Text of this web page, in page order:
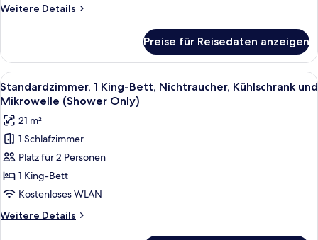
(Walk-
Shower)
anzeigen
Weitere Details
Weitere
1
Queen-
Bett,
barrierefrei,
(Walk-
in
Shower)
Preise für Reisedaten anzeigen
Alle
Fotos
für
Standardzimmer,
1 King-
Bett,
Nichtraucher,
Kühlschrank
und
Mikrowelle
Ein ordentlich bezogenes Bett mit
4
Standardzimmer, 1 King-Bett, Nichtraucher, Kühlschrank und
Mikrowelle (Shower Only)
21 m²
1 Schlafzimmer
Platz für 2 Personen
1 King-Bett
Kostenloses WLAN
Weitere Details
Weitere